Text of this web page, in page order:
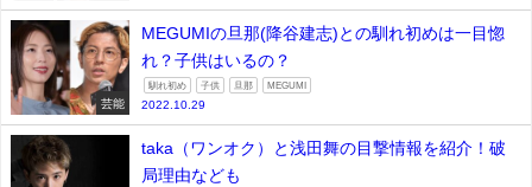
芸能
MEGUMIの旦那(降谷建志)との馴れ初めは一目惚
れ？子供はいるの？
馴れ初め 子供 旦那 MEGUMI
2022.10.29
taka（ワンオク）と浅田舞の目撃情報を紹介！破
局理由なども